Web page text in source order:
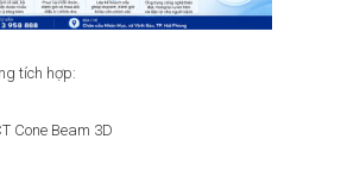
tích hợp:
Cone Beam 3D